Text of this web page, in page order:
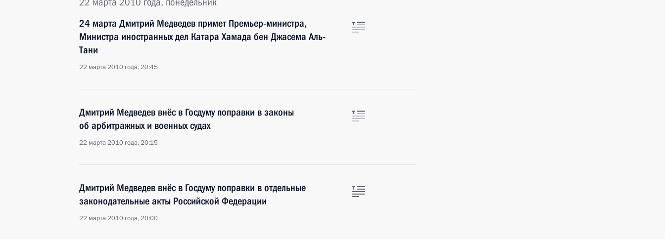
24 марта Дмитрий Медведев примет Премьер-министра,
Министра иностранных дел Катара Хамада бен Джасема Аль-
Тани
22 марта 2010 года, 20:45
Дмитрий Медведев внёс в Госдуму поправки в законы
об арбитражных и военных судах
22 марта 2010 года, 20:15
Дмитрий Медведев внёс в Госдуму поправки в отдельные
законодательные акты Российской Федерации
22 марта 2010 года, 20:00